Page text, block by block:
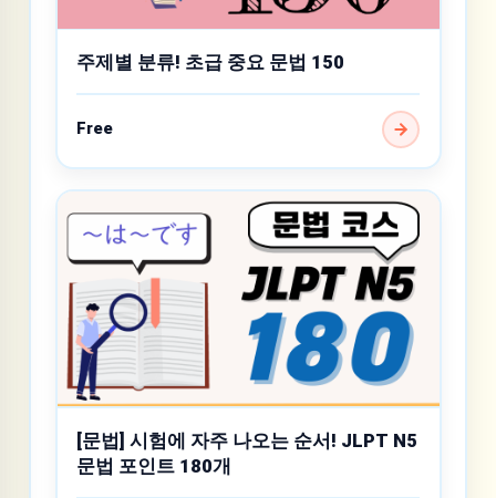
주제별 분류! 초급 중요 문법 150
Free
[문법] 시험에 자주 나오는 순서! JLPT N5
문법 포인트 180개